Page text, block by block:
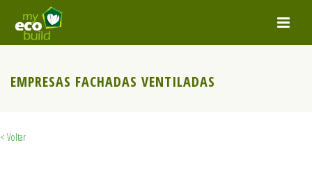
EMPRESAS FACHADAS VENTILADAS
< Voltar